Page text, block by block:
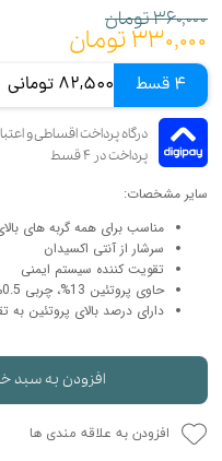
۳۶۰,۰۰۰ تومان
۳۳۰,۰۰۰ تومان
4 قسط 82,500 تومانی
سایر مشخصات:
مناسب برای همه گربه های بالای 3
سرشار از آنتی اکسیدان
تقویت کننده سیستم ایمنی
حاوی پروتئین 13%، چربی 0.5%، فیبر 0.5%، خاکستر 1%، رطوبت 86%
دارای درصد بالای پروتئین
افزودن به سبد
افزودن به علاقه مندی ها